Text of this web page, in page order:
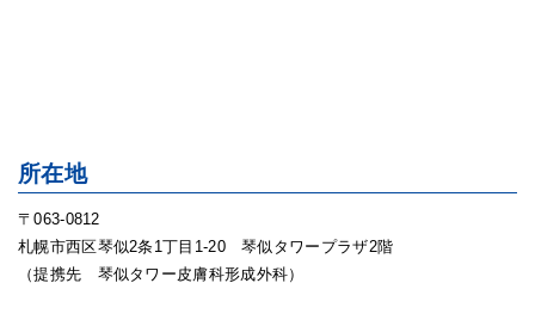
所在地
〒063-0812
札幌市西区琴似2条1丁目1-20 琴似タワープラザ2階
（提携先 琴似タワー皮膚科形成外科）